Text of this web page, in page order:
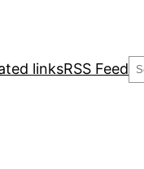
linksRSS Feed